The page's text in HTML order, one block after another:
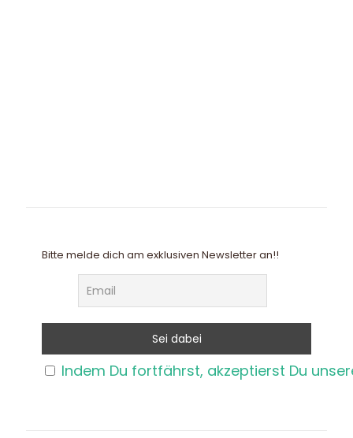
Bitte melde dich am exklusiven Newsletter an!!
Indem Du fortfährst, akzeptierst Du